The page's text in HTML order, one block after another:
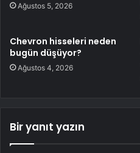
Ağustos 5, 2026
Chevron hisseleri neden
bugün düşüyor?
Ağustos 4, 2026
Bir yanıt yazın